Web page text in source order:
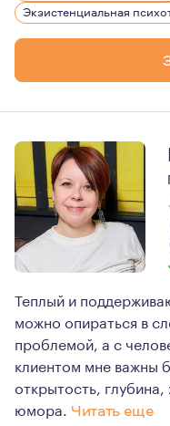
Экзистенциальная
Теплый и
можно опираться в
проблемой, а с
клиентом мне важны
открытость,
юмора. Читать еще